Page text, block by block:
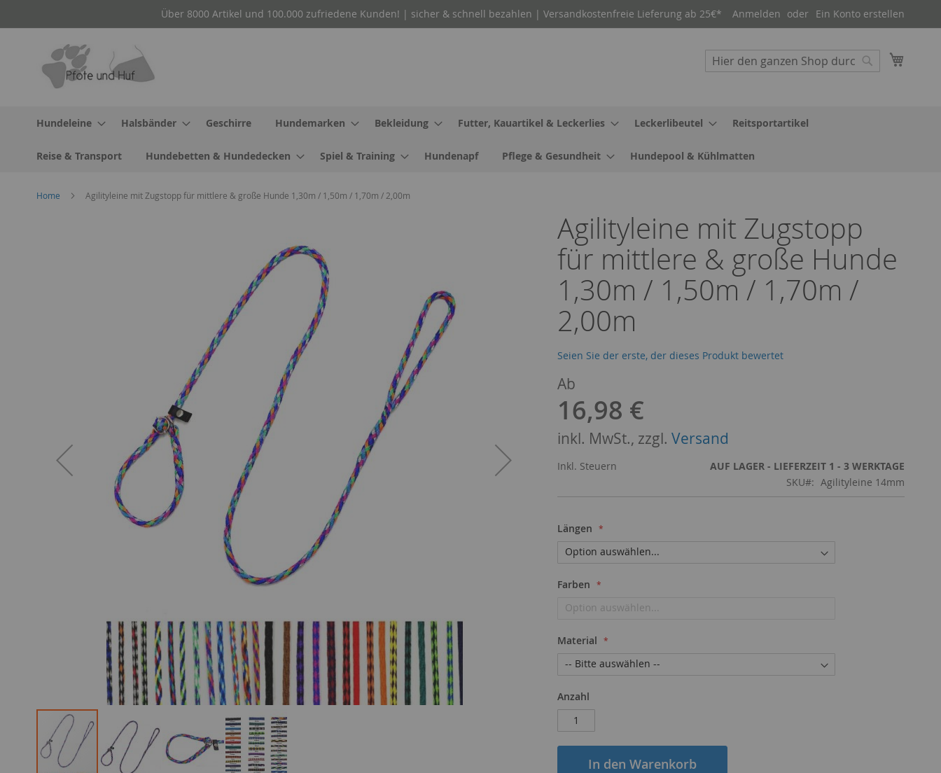
zum
Über 8000 Artikel und 100.000 zufriedene Kunden! | sicher & schnell bezahlen | Versandkostenfreie Lieferung ab 25€* Anmelden Ein Konto erstellen
Suche
Hundeleine Halsbänder Geschirre Hundemarken Bekleidung Futter, Kauartikel & Leckerlies Leckerlibeutel Reitsportartikel
Reise & Transport Hundebetten & Hundedecken Spiel & Training Hundenapf Pflege & Gesundheit Hundepool & Kühlmatten
Home Agilityleine mit Zugstopp für mittlere & große Hunde 1,30m / 1,50m / 1,70m / 2,00m
Agilityleine mit Zugstopp
für mittlere & große Hunde
1,30m / 1,50m / 1,70m /
2,00m
Seien Sie der erste, der dieses Produkt bewertet
Ab
16,98 €
inkl. MwSt., zzgl. Versand
AUF LAGER - LIEFERZEIT 1 - 3 WERKTAGE
SKU
Agilityleine 14mm
Inkl. Steuern
Längen
Farben
Material
Anzahl
In den Warenkorb